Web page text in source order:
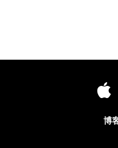
博